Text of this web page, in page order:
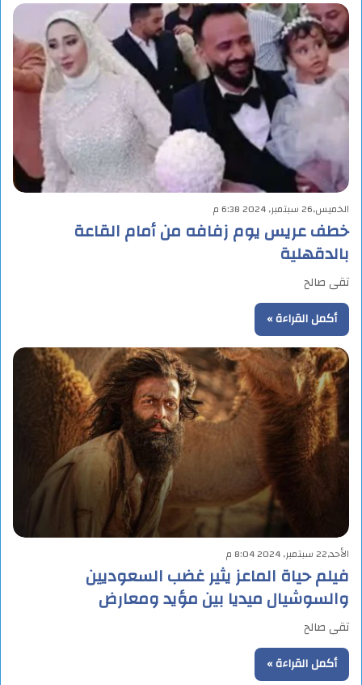
الخميس,26 سبتمبر, 2024 6:38 م
خطف عريس يوم زفافه من أمام القاعة
بالدقهلية
تقى صالح
أكمل القراءة »
الأحد,22 سبتمبر, 2024 8:04 م
فيلم حياة الماعز يثير غضب السعوديين
والسوشيال ميديا بين مؤيد ومعارض
تقى صالح
أكمل القراءة »